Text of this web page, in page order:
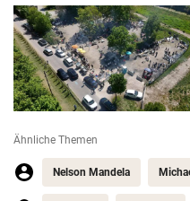
Ähnliche Themen
Nelson Mandela